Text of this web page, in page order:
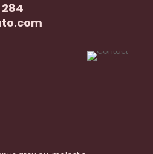
284